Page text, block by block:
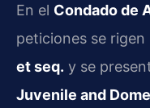
En el Condado de
peticiones se rigen
et seq. y se
Juvenile and